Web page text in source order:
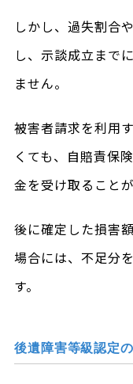
しかし、過失割合
し、示談成立まで
ません。
被害者請求を利用
くても、自賠責保
金を受け取ることが
後に確定した損害
場合には、不足分
す。
後遺障害等級認定